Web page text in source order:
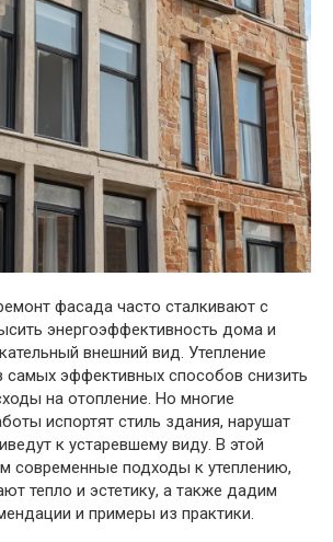
фасада часто сталкивают с
энергоэффективность дома и
внешний вид. Утепление
эффективных способов снизить
на отопление. Но многие
испортят стиль здания, нарушат
к устаревшему виду. В этой
современные подходы к утеплению,
тепло и эстетику, а также дадим
и примеры из практики.